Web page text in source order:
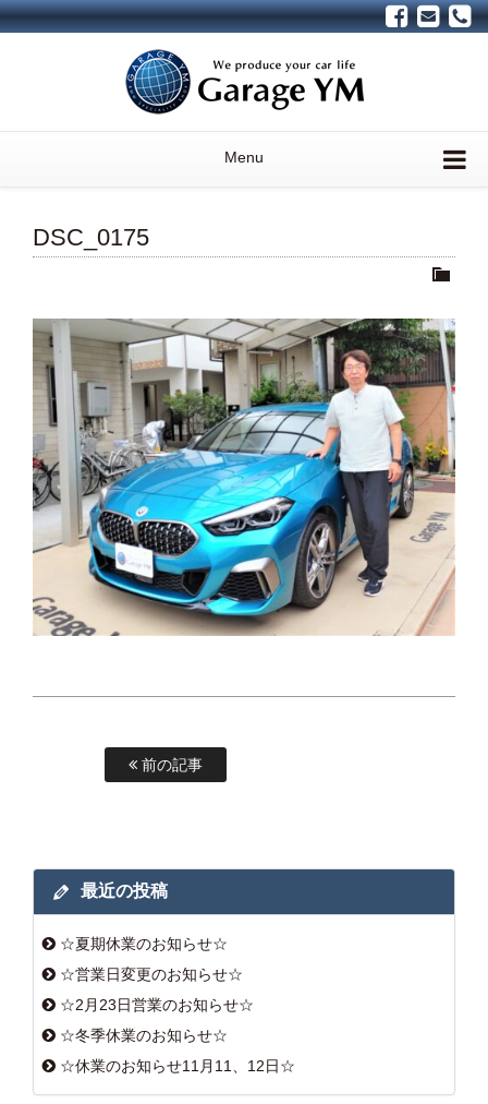
Menu
DSC_0175
前の記事
最近の投稿
☆夏期休業のお知らせ☆
☆営業日変更のお知らせ☆
☆2月23日営業のお知らせ☆
☆冬季休業のお知らせ☆
☆休業のお知らせ11月11、12日☆